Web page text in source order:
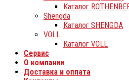
Каталог
Shengda
Каталог SHENGDA
VOLL
Каталог VOLL
Сервис
О компании
Доставка и оплата